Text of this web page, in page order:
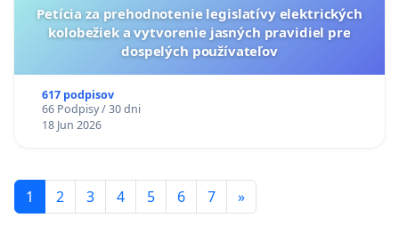
Petícia za prehodnotenie legislatívy elektrických
kolobežiek a vytvorenie jasných pravidiel pre
dospelých používateľov
617 podpisov
66 Podpisy / 30 dni
18 Jun 2026
1 2 3 4 5 6 7 »